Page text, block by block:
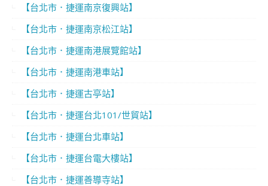
【台北市．捷運南京復興站】
【台北市．捷運南京松江站】
【台北市．捷運南港展覽館站】
【台北市．捷運南港車站】
【台北市．捷運古亭站】
【台北市．捷運台北101/世貿站】
【台北市．捷運台北車站】
【台北市．捷運台電大樓站】
【台北市．捷運善導寺站】